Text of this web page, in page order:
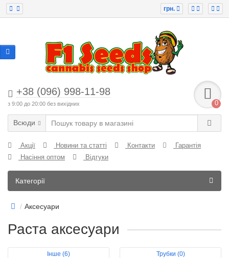
грн.
+38 (096) 998-11-98
з 9:00 до 20:00 без вихідних 0
Всюди
Акції Новини та статті Контакти
Гарантія
Насіння оптом
Відгуки
Категорії
Аксесуари
Раста аксесуари
Інше (6) Трубки (0)